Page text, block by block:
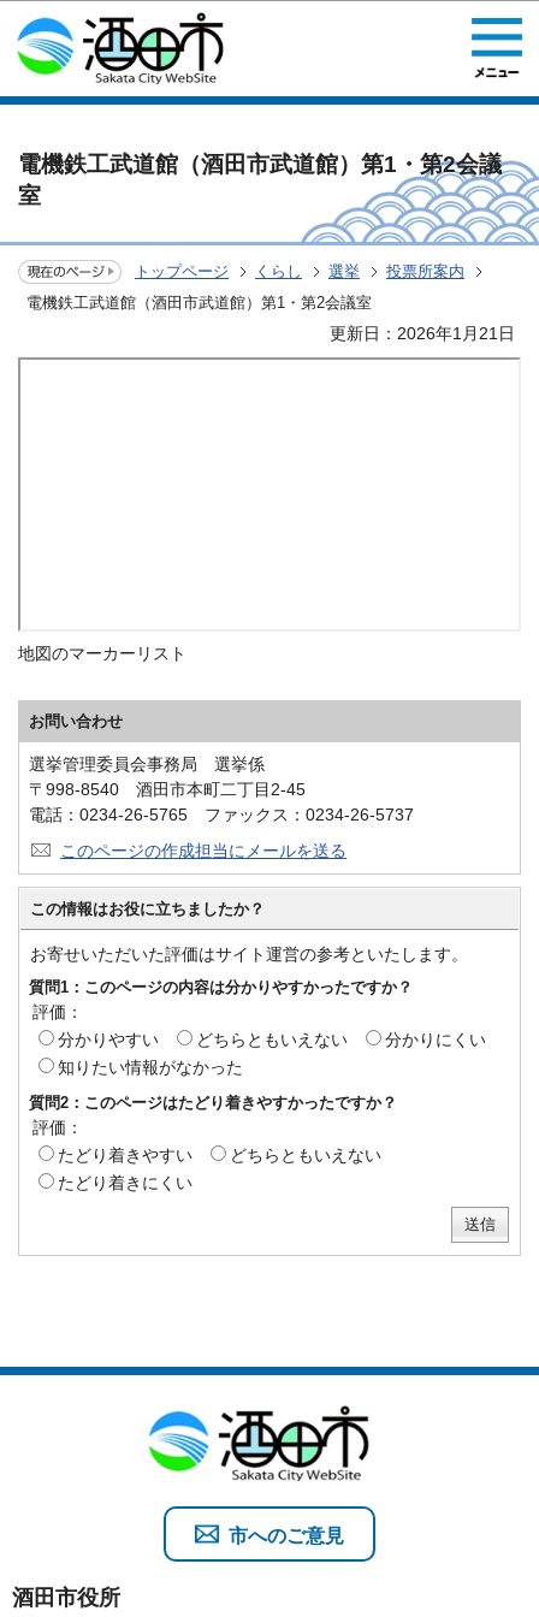
このページの本文へ移動
電機鉄工武道館（酒田市武道館）第1・第2会議
室
トップページ くらし 選挙
投票所案内
電機鉄工武道館（酒田市武道館）第1・第2会議室
更新日：2026年1月21日
地図のマーカーリスト
お問い合わせ
選挙管理委員会事務局 選挙係
〒998-8540 酒田市本町二丁目2-45
電話：0234-26-5765 ファックス：0234-26-5737
このページの作成担当にメールを送る
この情報はお役に立ちましたか？
お寄せいただいた評価はサイト運営の参考といたします。
質問1：このページの内容は分かりやすかったですか？
評価：
分かりやすい
どちらともいえない
分かりにくい
知りたい情報がなかった
質問2：このページはたどり着きやすかったですか？
評価：
たどり着きやすい
どちらともいえない
たどり着きにくい
酒田市役所
市へのご意見